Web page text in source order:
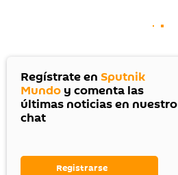
Regístrate en Sputnik
Mundo y comenta las
últimas noticias en nuestro
chat
Registrarse